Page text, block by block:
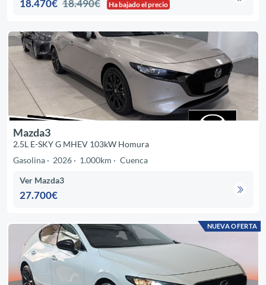
18.470€ 18.490€ Ha bajado el precio
Mazda3
2.5L E-SKY G MHEV 103kW Homura
Gasolina
2026 1.000km Cuenca
Ver Mazda3
27.700€
NUEVA OFERTA